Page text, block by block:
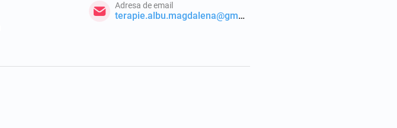
terapie.albu.magdalena@gmail.com
Adresa de email